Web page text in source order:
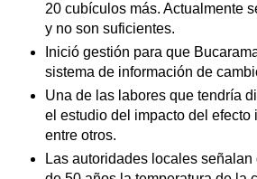
20 cubículos más. Actualmente
y no son suficientes.
Inició gestión para que
sistema de información de
Una de las labores que tendría
el estudio del impacto del efecto
entre otros.
Las autoridades locales señalan